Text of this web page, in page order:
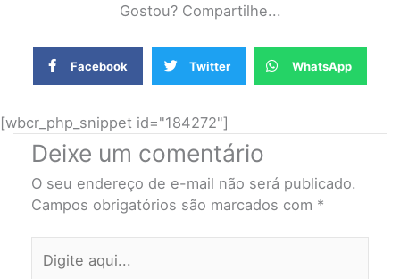
Gostou? Compartilhe...
Facebook Twitter WhatsApp
[wbcr_php_snippet id="184272"]
Deixe um comentário
O seu endereço de e-mail não será publicado.
Campos obrigatórios são marcados com *
aqui...